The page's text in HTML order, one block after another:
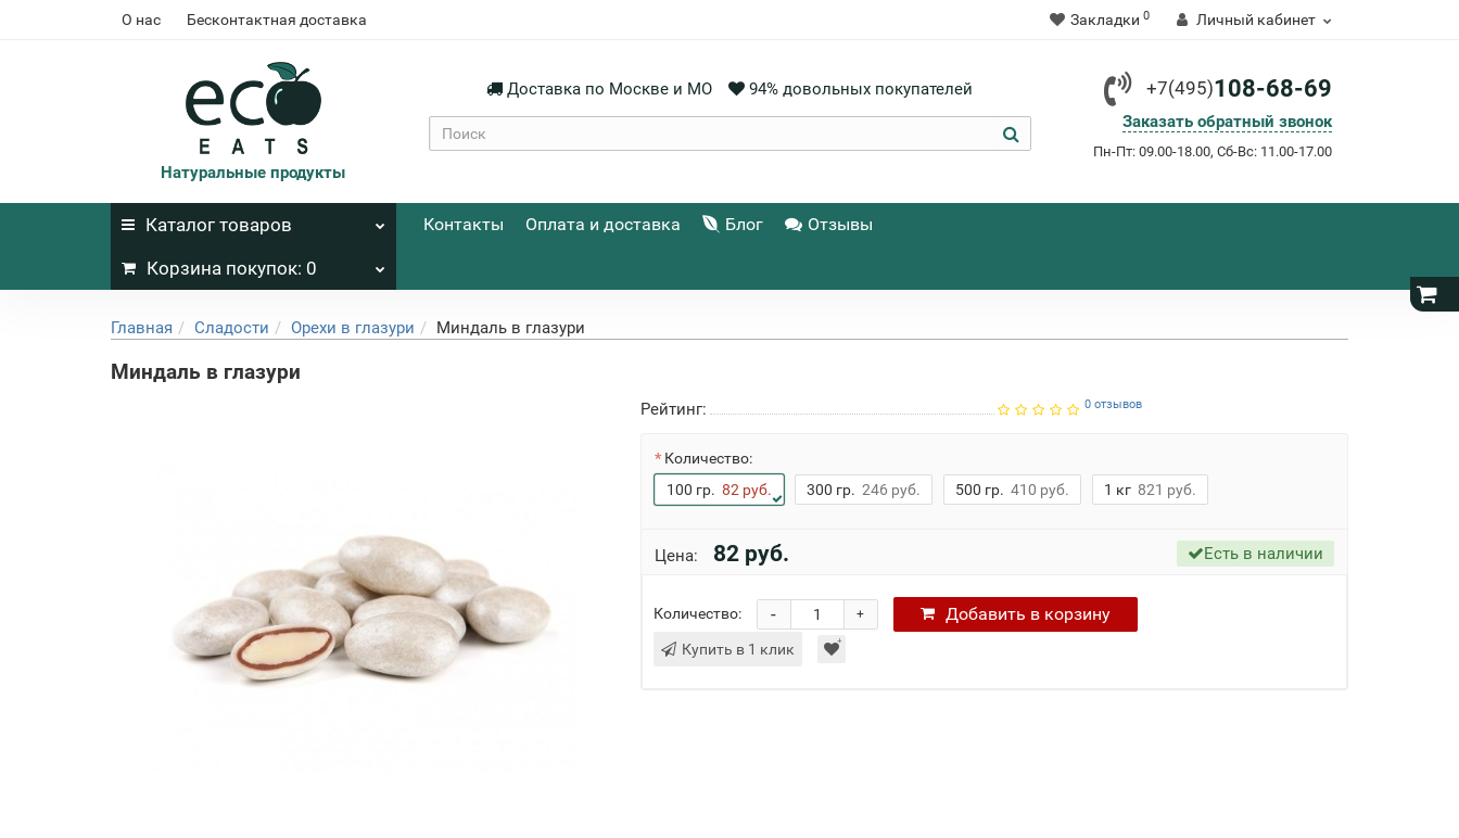
О нас Бесконтактная доставка Закладки 0 Личный кабинет
Натуральные продукты
Доставка по Москве и МО 94% довольных покупателей +7(495)108-68-69
Заказать обратный звонок
Пн-Пт: 09.00-18.00, Сб-Вс: 11.00-17.00
Каталог товаров Контакты Оплата и доставка Блог Отзывы
Корзина покупок: 0
Главная Сладости Орехи в глазури Миндаль в глазури
Миндаль в глазури
Рейтинг: 0 отзывов
Количество:
100 гр. 82 руб. 300 гр. 246 руб. 500 гр. 410 руб. 1 кг 821 руб.
Цена: 82 руб. Есть в наличии
Количество: +
- Добавить вкорзину
Купить в 1 клик